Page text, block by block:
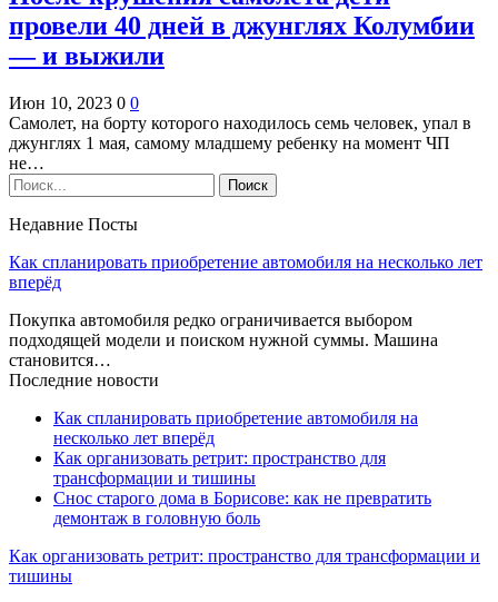
провели 40 дней в джунглях Колумбии
— и выжили
Июн 10, 2023 0 0
Самолет, на борту которого находилось семь человек, упал в
джунглях 1 мая, самому младшему ребенку на момент ЧП
не…
Недавние Посты
Как спланировать приобретение автомобиля на несколько лет
вперёд
Покупка автомобиля редко ограничивается выбором
подходящей модели и поиском нужной суммы. Машина
становится…
Последние новости
Как спланировать приобретение автомобиля на
несколько лет вперёд
Как организовать ретрит: пространство для
трансформации и тишины
Снос старого дома в Борисове: как не превратить
демонтаж в головную боль
Как организовать ретрит: пространство для трансформации и
тишины